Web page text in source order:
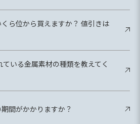
ら位から買えますか？ 値引きは
いる金属素材の種類を教えてく
間がかかりますか？